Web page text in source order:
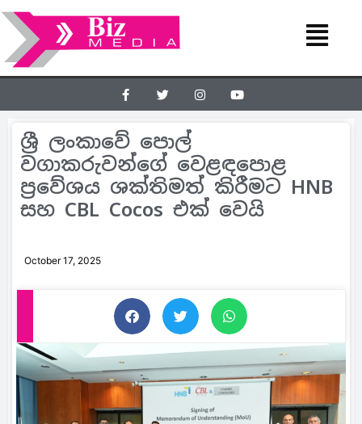
ශ්‍රී ලංකාවේ පොල්
වගාකරුවන්ගේ වෙළඳපොළ
ප්‍රවේශය ශක්තිමත් කිරීමට HNB
සහ CBL Cocos එක් වෙයි
October 17, 2025